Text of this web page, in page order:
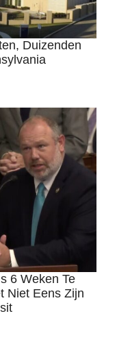
Duizenden
6 Weken Te
Niet Eens Zijn